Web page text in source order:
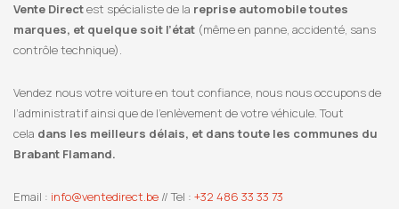
Vente Directest spécialiste de la reprise automobile toutes
marques, et quelque soit l’état (même en panne, accidenté, sans
contrôle technique).
Vendez nous votre voiture en tout confiance, nous nous occupons de
l’administratif ainsi que de l’enlèvement de votre véhicule. Tout
cela dans les meilleurs délais, et dans toute les communes du
Brabant Flamand.
Email : info@ventedirect.be // Tel : +32 486 33 33 73